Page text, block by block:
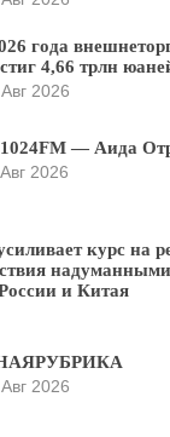
года
4,66 трлн
2026
— Аида
2026
курс на
и Китая
2026